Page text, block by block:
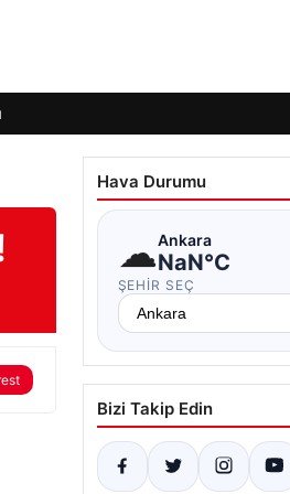
Hava Durumu
☁Ankara
NaN°C
ŞEHIR SEÇ
Bizi Takip Edin